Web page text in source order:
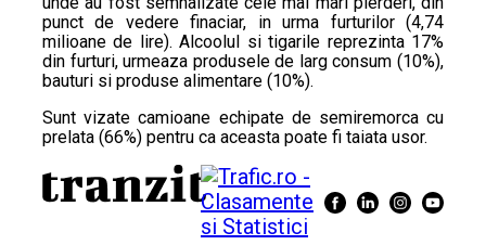
punct de vedere finaciar, in urma furturilor (4,74
milioane de lire). Alcoolul si tigarile reprezinta 17%
din furturi, urmeaza produsele de larg consum (10%),
bauturi si produse alimentare (10%).
Sunt vizate camioane echipate de semiremorca cu
prelata (66%) pentru ca aceasta poate fi taiata usor.